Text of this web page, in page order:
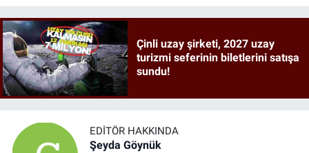
Çinli uzay şirketi, 2027 uzay
turizmi seferinin biletlerini satışa
sundu!
EDITÖR HAKKINDA
Şeyda Göynük